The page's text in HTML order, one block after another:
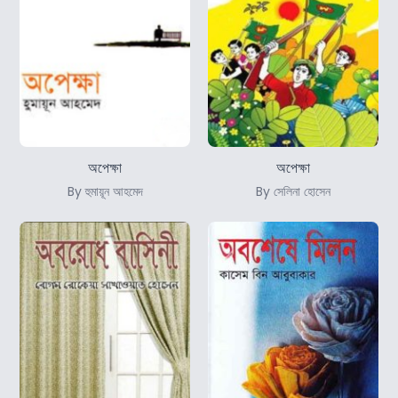
অপেক্ষা
By হুমায়ূন আহমেদ
অপেক্ষা
By সেলিনা হোসেন